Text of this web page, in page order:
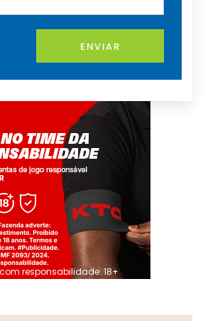
ENVIAR
responsabilidade. 18+